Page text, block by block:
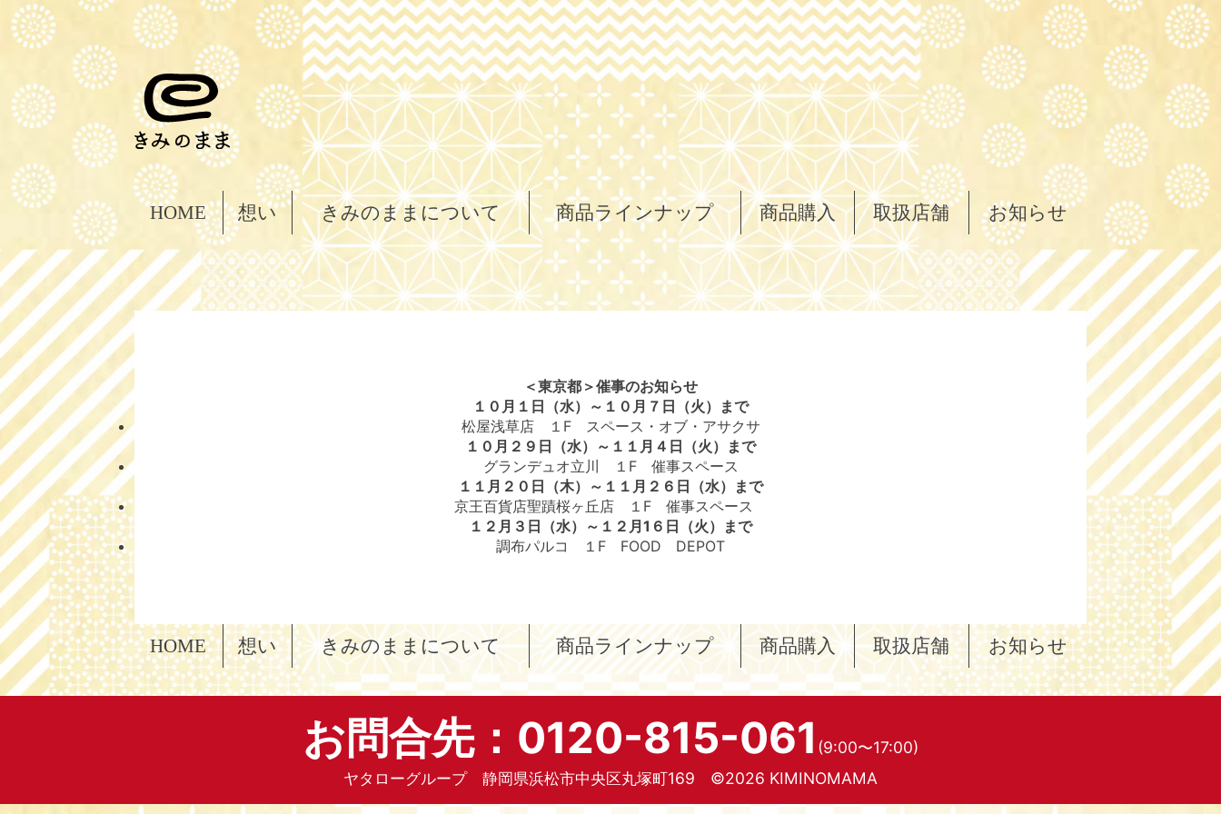
HOME 想い きみのままについて 商品ラインナップ 商品購入 取扱店舗 お知らせ
＜東京都＞催事のお知らせ
１０月１日（水）～１０月７日（火）まで
松屋浅草店 １F スペース・オブ・アサクサ
１０月２９日（水）～１１月４日（火）まで
グランデュオ立川 １F 催事スペース
１１月２０日（木）～１１月２６日（水）まで
京王百貨店聖蹟桜ヶ丘店 １F 催事スペース
１２月３日（水）～１２月1６日（火）まで
調布パルコ １F FOOD DEPOT
HOME 想い きみのままについて 商品ラインナップ 商品購入 取扱店舗 お知らせ
お問合先：0120-815-061 (9:00〜17:00)
ヤタローグループ 静岡県浜松市中央区丸塚町169 ©2026 KIMINOMAMA